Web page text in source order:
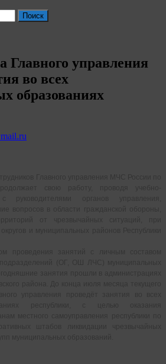
Главного управления
во всех
образованиях